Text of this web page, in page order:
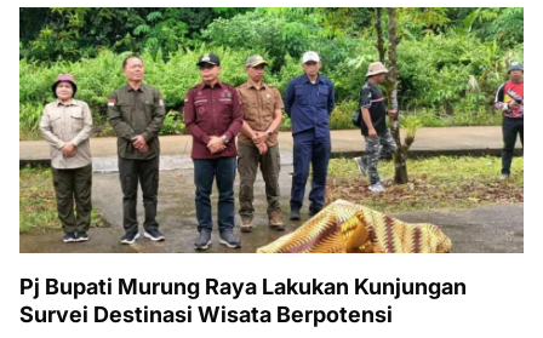
Pj Bupati Murung Raya Lakukan Kunjungan
Survei Destinasi Wisata Berpotensi